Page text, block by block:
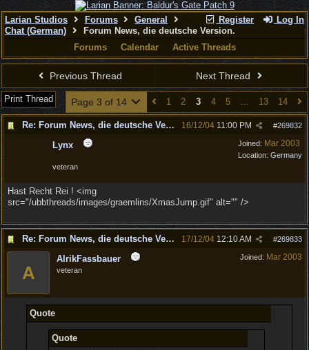
Register Log In
Larian Studios Forums
General
Chat (German)
Forum News, die deutsche Version.
Forums
Calendar Active Threads
Previous Thread Next Thread
Print Thread Page 3 of 14 1 2 3 4 5 … 13 14
Re: Forum News, die deutsche Version. #269832
16/12/04 11:00 PM
Joined: Mar 2003
Location: Germany
Lynx
veteran
Hast Recht Rei ! <img
src="/ubbthreads/images/graemlins/XmasJump.gif" alt="" />
Re: Forum News, die deutsche Version. #269833
17/12/04 12:10 AM
Joined: Mar 2003
A
AlrikFassbauer
veteran
Quote
Quote